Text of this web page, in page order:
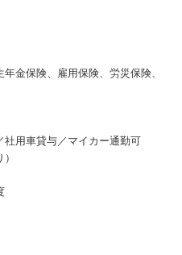
金保険、雇用保険、労災保険、
用車貸与／マイカー通勤可